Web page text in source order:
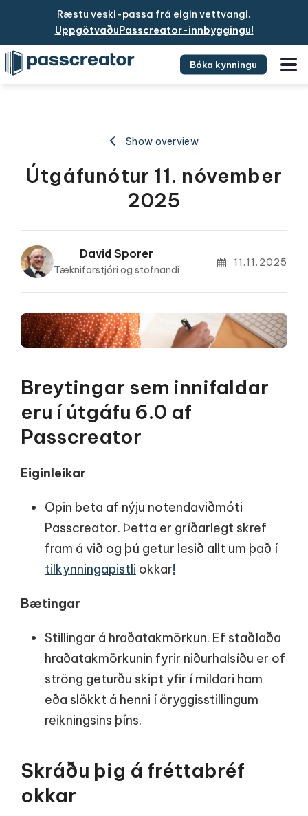
Ræstu veski-passa frá eigin vettvangi.
UppgötvaðuPasscreator-innbyggingu!
Bóka kynningu
Show overview
Útgáfunótur 11. nóvember
2025
David Sporer
Tækniforstjóri og stofnandi
11.11.2025
Breytingar sem innifaldar
eru í útgáfu 6.0 af
Passcreator
Eiginleikar
Opin beta af nýju notendaviðmóti
Passcreator. Þetta er gríðarlegt skref
fram á við og þú getur lesið allt um það í
tilkynningapistli okkar!
Bætingar
Stillingar á hraðatakmörkun. Ef staðlaða
hraðatakmörkunin fyrir niðurhalsíðu er of
ströng geturðu skipt yfir í mildari ham
eða slökkt á henni í öryggisstillingum
reikningsins þíns.
Skráðu þig á fréttabréf
okkar